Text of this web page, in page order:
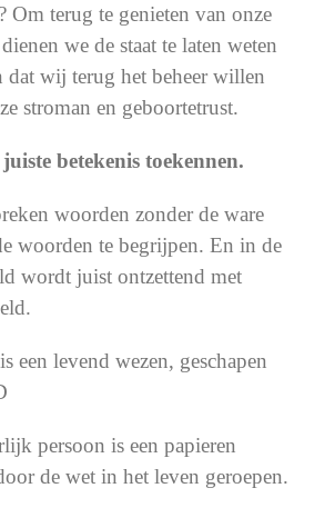
Om terug te genieten van onze
we de staat te laten weten
dat wij terug het beheer willen
stroman en geboortetrust.
betekenis toekennen.
woorden zonder de ware
woorden te begrijpen. En in de
wordt juist ontzettend met
een levend wezen, geschapen
persoon is een papieren
de wet in het leven geroepen.